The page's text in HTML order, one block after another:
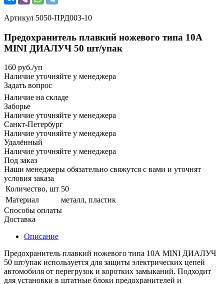
Артикул 5050-ПРД003-10
Предохранитель плавкий ножевого типа 10А
MINI ДИАЛУЧ 50 шт/упак
160 руб./уп
Наличие уточняйте у менеджера
Задать вопрос
Наличие на складе
Заборье
Наличие уточняйте у менеджера
Санкт-Петербург
Наличие уточняйте у менеджера
Удалённый
Наличие уточняйте у менеджера
Под заказ
Наши менеджеры обязательно свяжутся с вами и уточнят
условия заказа
Количество, шт 50
Материал
металл, пластик
Способы оплаты
Доставка
Описание
Предохранитель плавкий ножевого типа 10А MINI ДИАЛУЧ
50 шт/упак используется для защиты электрических цепей
автомобиля от перегрузок и коротких замыканий. Подходит
для установки в штатные блоки предохранителей и